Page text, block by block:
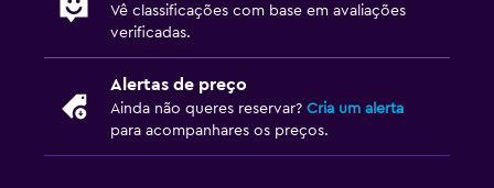
Vê classificações com base em avaliações
verificadas.
Alertas de preço
Ainda não queres reservar? Cria um alerta
para acompanhares os preços.